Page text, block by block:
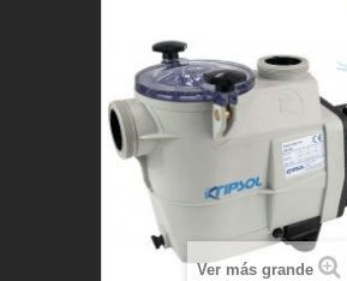
Ver más grande